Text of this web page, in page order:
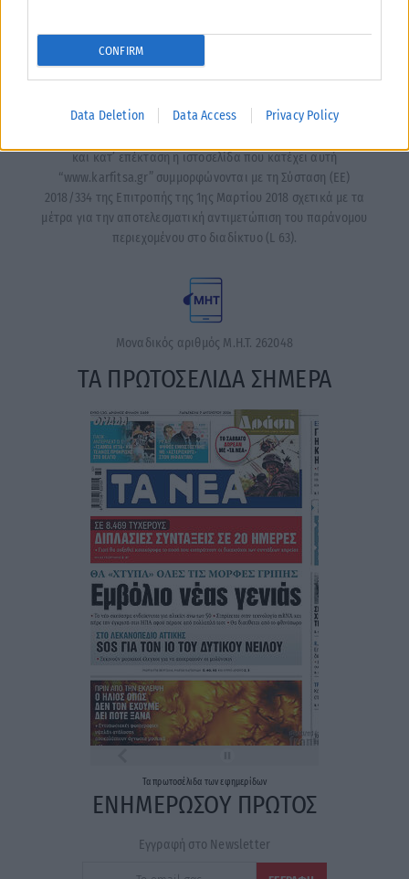
CONFIRM
Data Deletion Data Access Privacy Policy
και κατ’ επέκταση η ιστοσελίδα που κατέχει αυτή
“www.karfitsa.gr” συμμορφώνονται με τη Σύσταση (ΕΕ)
2018/334 της Επιτροπής της 1ης Μαρτίου 2018 σχετικά με τα
μέτρα για την αποτελεσματική αντιμετώπιση του παράνομου
περιεχομένου στο διαδίκτυο (L 63).
Μοναδικός αριθμός Μ.Η.Τ. 262048
ΤΑ ΠΡΩΤΟΣΕΛΙΔΑ ΣΗΜΕΡΑ
Ταπρωτοσέλιδα τωνεφημερίδων
ΕΝΗΜΕΡΩΣΟΥ ΠΡΩΤΟΣ
Εγγραφή στο Newsletter